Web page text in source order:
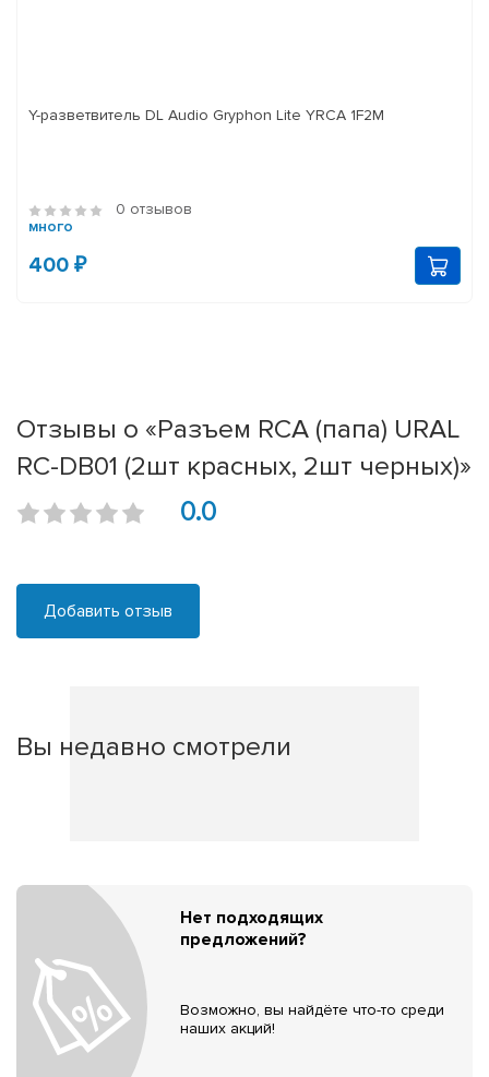
Y-разветвитель DL Audio Gryphon Lite YRCA 1F2M
0 отзывов
много
400 ₽
Отзывы о «Разъем RCA (папа) URAL
RC-DB01 (2шт красных, 2шт черных)»
0.0
Добавить отзыв
Вы недавно смотрели
Нет подходящих
предложений?
Возможно, вы найдёте что-то среди
наших акций!